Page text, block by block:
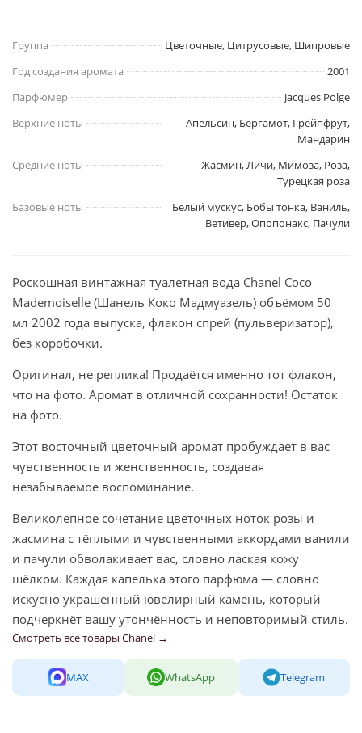
Группа
Цветочные, Цитрусовые, Шипровые
Год создания аромата
2001
Парфюмер
Jacques Polge
Верхние ноты
Апельсин, Бергамот, Грейпфрут,
Мандарин
Средние ноты
Жасмин, Личи, Мимоза, Роза,
Турецкая роза
Базовые ноты
Белый мускус, Бобы тонка, Ваниль,
Ветивер, Опопонакс, Пачули
Роскошная винтажная туалетная вода Chanel Coco
Mademoiselle (Шанель Коко Мадмуазель) объёмом 50
мл 2002 года выпуска, флакон спрей (пульверизатор),
без коробочки.
Оригинал, не реплика! Продаётся именно тот флакон,
что на фото. Аромат в отличной сохранности! Остаток
на фото.
Этот восточный цветочный аромат пробуждает в вас
чувственность и женственность, создавая
незабываемое воспоминание.
Великолепное сочетание цветочных ноток розы и
жасмина с тёплыми и чувственными аккордами ванили
и пачули обволакивает вас, словно лаская кожу
шёлком. Каждая капелька этого парфюма — словно
искусно украшенный ювелирный камень, который
подчеркнёт вашу утончённость и неповторимый стиль.
Смотреть все товары Chanel →
MAX WhatsApp Telegram